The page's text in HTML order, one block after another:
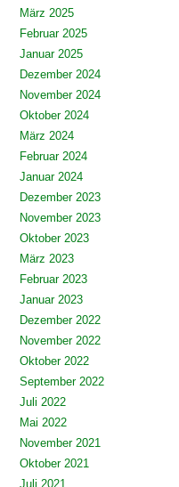
März 2025
Februar 2025
Januar 2025
Dezember 2024
November 2024
Oktober 2024
März 2024
Februar 2024
Januar 2024
Dezember 2023
November 2023
Oktober 2023
März 2023
Februar 2023
Januar 2023
Dezember 2022
November 2022
Oktober 2022
September 2022
Juli 2022
Mai 2022
November 2021
Oktober 2021
Juli 2021